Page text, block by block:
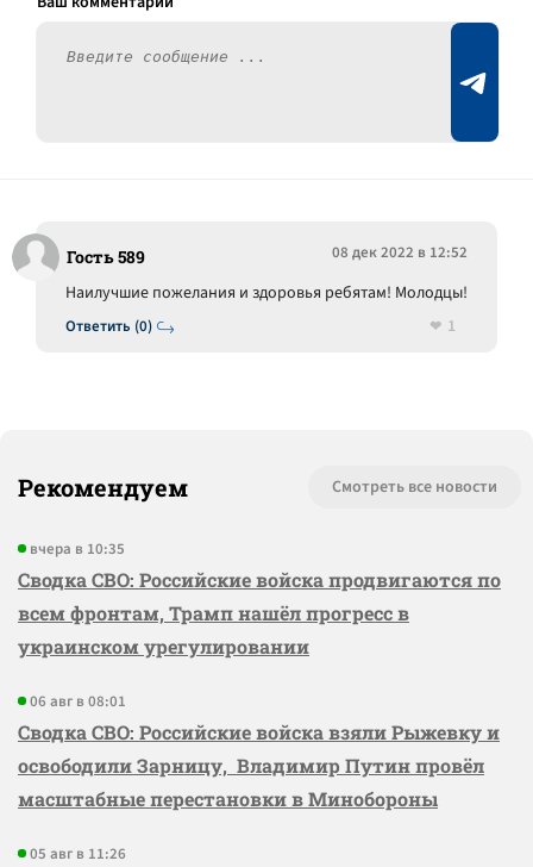
Гость 589 08 дек 2022 в 12:52
Ответить (0)
Наилучшие пожелания и здоровья ребятам! Молодцы!
1
Рекомендуем Смотреть все новости
вчера в 10:35
Сводка СВО: Российские войска продвигаются по
всем фронтам, Трамп нашёл прогресс в
украинском урегулировании
06 авг в 08:01
Сводка СВО: Российские войска взяли Рыжевку и
освободили Зарницу, Владимир Путин провёл
масштабные перестановки в Минобороны
05 авг в 11:26